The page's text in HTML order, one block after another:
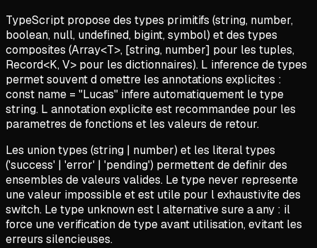
TypeScript propose des types primitifs (string, number,
boolean, null, undefined, bigint, symbol) et des types
composites (Array<T>, [string, number] pour les tuples,
Record<K, V> pour les dictionnaires). L inference de types
permet souvent d omettre les annotations explicites :
const name = "Lucas" infere automatiquement le type
string. L annotation explicite est recommandee pour les
parametres de fonctions et les valeurs de retour.
Les union types (string | number) et les literal types
('success' | 'error' | 'pending') permettent de definir des
ensembles de valeurs valides. Le type never represente
une valeur impossible et est utile pour l exhaustivite des
switch. Le type unknown est l alternative sure a any : il
force une verification de type avant utilisation, evitant les
erreurs silencieuses.